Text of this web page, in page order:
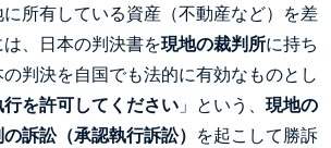
所有している資産（不動産など）を差
、日本の判決書を現地の裁判所に持ち
判決を自国でも法的に有効なものとし
を許可してください 」という、 現地の
訴訟（承認執行訴訟）
を起こして勝訴